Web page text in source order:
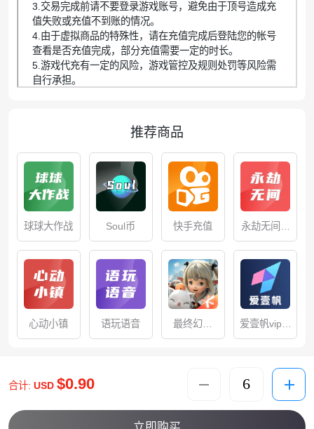
3.交易完成前请不要登录游戏账号，避免由于顶号造成充
值失败或充值不到账的情况。
4.由于虚拟商品的特殊性，请在充值完成后登陆您的帐号
查看是否充值完成，部分充值需要一定的时长。
5.游戏代充有一定的风险，游戏管控及规则处罚等风险需
自行承担。
推荐商品
球球大作战 Soul币 快手充值
永劫无间手
游
心动小镇 语玩语音
最终幻想
14：水晶世
爱壹帆vip充
值
合计: USD $0.90